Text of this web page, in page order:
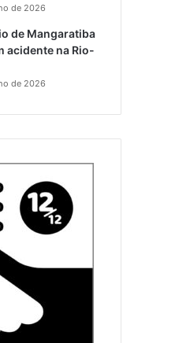
de 2026
de Mangaratiba
acidente na Rio-
de 2026